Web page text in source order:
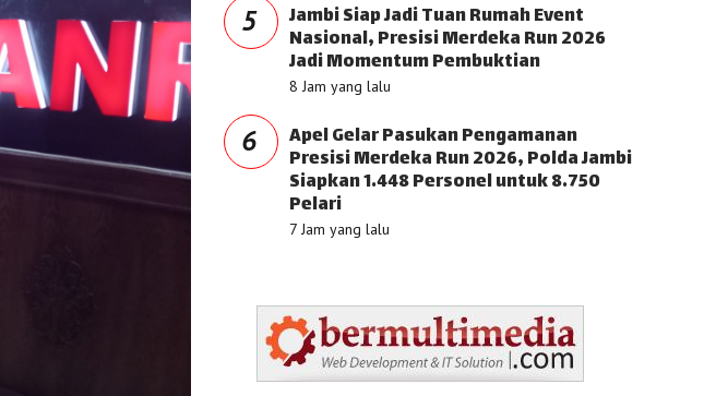
5 Jambi Siap Jadi Tuan Rumah Event
Nasional, Presisi Merdeka Run 2026
Jadi Momentum Pembuktian
8 Jam yang lalu
6 Apel Gelar Pasukan Pengamanan
Presisi Merdeka Run 2026, Polda Jambi
Siapkan 1.448 Personel untuk 8.750
Pelari
7 Jam yang lalu